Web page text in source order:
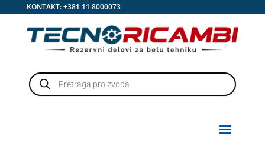
KONTAKT:+381 11 8000073
Products
search